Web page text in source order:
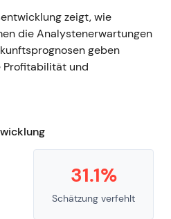
zeigt, wie
die Analystenerwartungen
geben
Profitabilität und
31.1%
Schätzung verfehlt